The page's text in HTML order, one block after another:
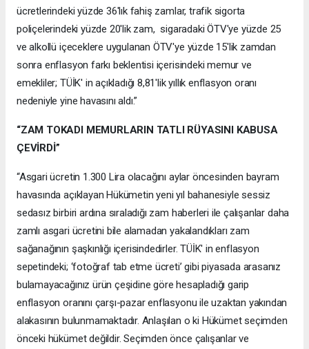
ücretlerindeki yüzde 36'lık fahiş zamlar, trafik sigorta
poliçelerindeki yüzde 20'lik zam, sigaradaki ÖTV'ye yüzde 25
ve alkollü içeceklere uygulanan ÖTV'ye yüzde 15'lik zamdan
sonra enflasyon farkı beklentisi içerisindeki memur ve
emekliler; TÜİK' in açıkladığı 8,81'lik yıllık enflasyon oranı
nedeniyle yine havasını aldı.”
“ZAM TOKADI MEMURLARIN TATLI RÜYASINI KABUSA
ÇEVİRDİ”
“Asgari ücretin 1.300 Lira olacağını aylar öncesinden bayram
havasında açıklayan Hükümetin yeni yıl bahanesiyle sessiz
sedasız birbiri ardına sıraladığı zam haberleri ile çalışanlar daha
zamlı asgari ücretini bile alamadan yakalandıkları zam
sağanağının şaşkınlığı içerisindedirler. TÜİK' in enflasyon
sepetindeki; ‘fotoğraf tab etme ücreti’ gibi piyasada arasanız
bulamayacağınız ürün çeşidine göre hesapladığı garip
enflasyon oranını çarşı-pazar enflasyonu ile uzaktan yakından
alakasının bulunmamaktadır. Anlaşılan o ki Hükümet seçimden
önceki hükümet değildir. Seçimden önce çalışanlar ve